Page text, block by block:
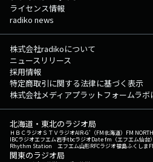
ライセンス情報
radiko news
株式会社radikoについて
ニュースリリース
採用情報
特定商取引に関する法律に基づく表示
株式会社メディアプラットフォームラボ
北海道・東北のラジオ局
ＨＢＣラジオＳＴＶラジオAIR-G'（FM北海道） FM
IBCラジオエフエム岩手tbcラジオDate fm（エフエム仙台）
Rhythm Station エフエム山形RFCラジオ福島ふくしま
関東のラジオ局